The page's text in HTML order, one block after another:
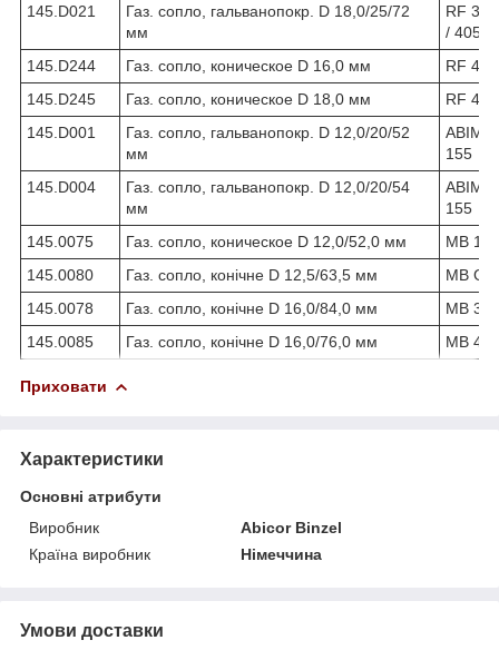
145.D021
Газ. сопло, гальванопокр. D 18,0/25/72
мм
RF 36,
/ 405
145.D244
Газ. сопло, коническое D 16,0 мм
RF 45,
145.D245
Газ. сопло, коническое D 18,0 мм
RF 45,
145.D001
Газ. сопло, гальванопокр. D 12,0/20/52
мм
155
145.D004
Газ. сопло, гальванопокр. D 12,0/20/54
мм
155
145.0075
Газ. сопло, коническое D 12,0/52,0 мм
МВ 14
145.0080
Газ. сопло, конічне D 12,5/63,5 мм
МВ
145.0078
Газ. сопло, конічне D 16,0/84,0 мм
МВ 36
145.0085
Газ. сопло, конічне D 16,0/76,0 мм МВ
Приховати
Характеристики
Основні атрибути
Виробник
Abicor Binzel
Країна виробник
Німеччина
Умови доставки